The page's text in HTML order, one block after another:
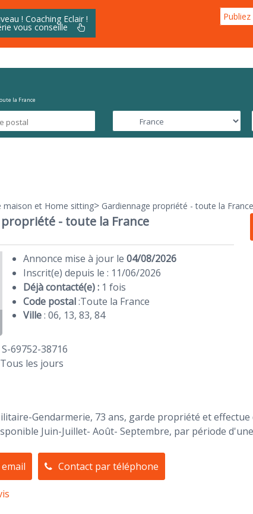
! Coaching Eclair !
vous conseille
la France
maison et Home sitting> Gardiennage propriété - toute la France
- toute la France
Annonce mise à jour le 04/08/2026
Inscrit(e) depuis le : 11/06/2026
Déjà contacté(e) : 1 fois
Code postal:Toute la France
Ville: 06, 13, 83, 84
69752-38716
les jours
Gendarmerie, 73 ans, garde propriété et
Juin-Juillet- Août- Septembre, par période
Contact par téléphone